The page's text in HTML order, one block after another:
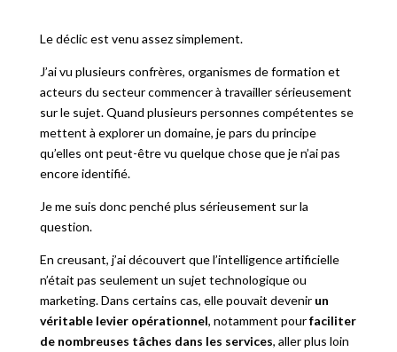
Le déclic est venu assez simplement.
J’ai vu plusieurs confrères, organismes de formation et
acteurs du secteur commencer à travailler sérieusement
sur le sujet. Quand plusieurs personnes compétentes se
mettent à explorer un domaine, je pars du principe
qu’elles ont peut-être vu quelque chose que je n’ai pas
encore identifié.
Je me suis donc penché plus sérieusement sur la
question.
En creusant, j’ai découvert que l’intelligence artificielle
n’était pas seulement un sujet technologique ou
marketing. Dans certains cas, elle pouvait devenir un
véritable levier opérationnel, notamment pourfaciliter
de nombreuses tâches dans les services, aller plus loin